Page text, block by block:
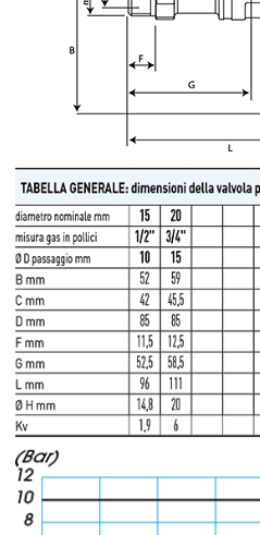
+48 732 527 128
www.powerhydraulics.eu
Engineering for motion